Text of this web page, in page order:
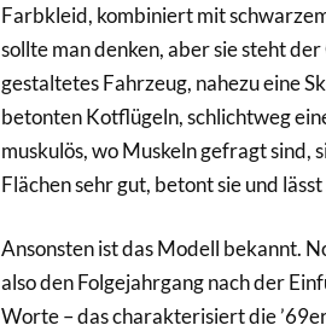
Farbkleid, kombiniert mit
sollte man denken, aber sie steht
gestaltetes Fahrzeug, nahezu eine
betonten Kotflügeln, schlichtweg
muskulös, wo Muskeln gefragt sind,
Flächen sehr gut, betont sie und
Ansonsten ist das Modell bekannt.
also den Folgejahrgang nach der
Worte – das charakterisiert die